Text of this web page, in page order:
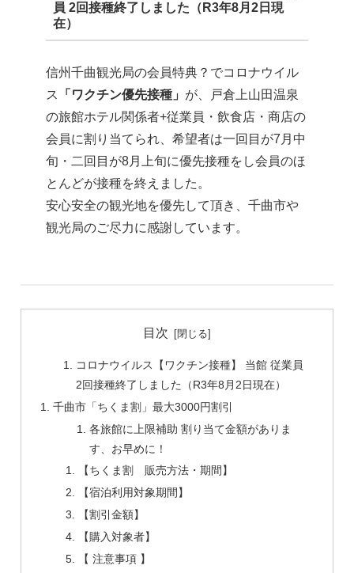
員 2回接種終了しました（R3年8月2日現
在）
信州千曲観光局の会員特典？でコロナウイル
ス 「ワクチン優先接種」 が、戸倉上山田温泉
の旅館ホテル関係者+従業員・飲食店・商店の
会員に割り当てられ、希望者は一回目が7月中
旬・二回目が8月上旬に優先接種をし会員のほ
とんどが接種を終えました。
安心安全の観光地を優先して頂き、千曲市や
観光局のご尽力に感謝しています。
目次
コロナウイルス【ワクチン接種】 当館 従業員
2回接種終了しました（R3年8月2日現在）
千曲市「ちくま割」最大3000円割引
各旅館に上限補助 割り当て金額がありま
す、お早めに！
【ちくま割 販売方法・期間】
【宿泊利用対象期間】
【割引金額】
【購入対象者】
【 注意事項 】